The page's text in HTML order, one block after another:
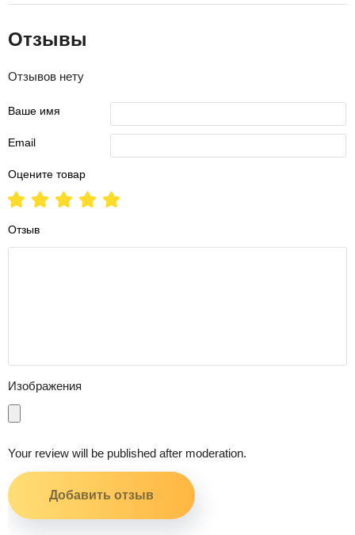
Отзывы
Отзывов нету
Ваше имя
Email
Оцените товар
Отзыв
Изображения
Your review will be published after moderation.